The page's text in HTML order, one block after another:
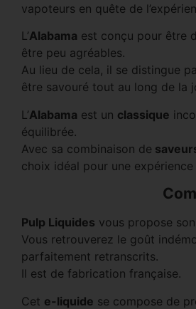
vapoteurs en quête de
L’Alabama est conçu pour être
être peu agréables.
Au lieu de cela, il se distingue
être savouré tout au long de la
L’Alabama est un classique
équilibrée.
Avec sa combinaison de
choix idéal pour une expérience
Pulp Liquides vous propose son
Vous retrouverez le goût
parfaitement retranscrits.
Il est de fabrication française.
Cet e-liquide se compose de